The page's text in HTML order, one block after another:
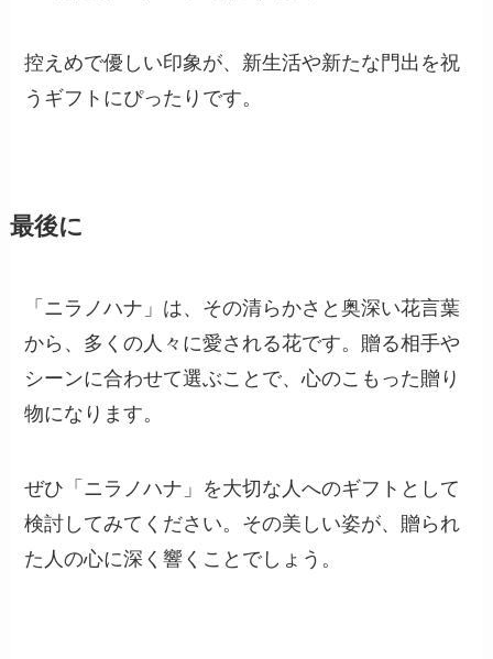
控えめで優しい印象が、新生活や新たな門出を祝
うギフトにぴったりです。
最後に
「ニラノハナ」は、その清らかさと奥深い花言葉
から、多くの人々に愛される花です。贈る相手や
シーンに合わせて選ぶことで、心のこもった贈り
物になります。
ぜひ「ニラノハナ」を大切な人へのギフトとして
検討してみてください。その美しい姿が、贈られ
た人の心に深く響くことでしょう。